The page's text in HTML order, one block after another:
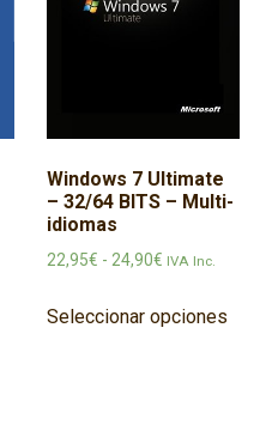
era: 1.049,90€.
actual es: 112,90€.
Windows 7 Ultimate
– 32/64 BITS – Multi-
idiomas
22,95€ - 24,90€ Rango de
IVA Inc.
Seleccionar opciones